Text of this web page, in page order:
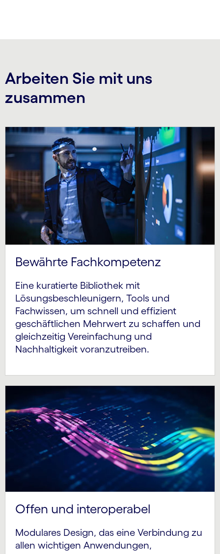
Arbeiten Sie mit uns
zusammen
Bewährte Fachkompetenz
Eine kuratierte Bibliothek mit
Lösungsbeschleunigern, Tools und
Fachwissen, um schnell und effizient
geschäftlichen Mehrwert zu schaffen und
gleichzeitig Vereinfachung und
Nachhaltigkeit voranzutreiben.
Offen und interoperabel
Modulares Design, das eine Verbindung zu
allen wichtigen Anwendungen,